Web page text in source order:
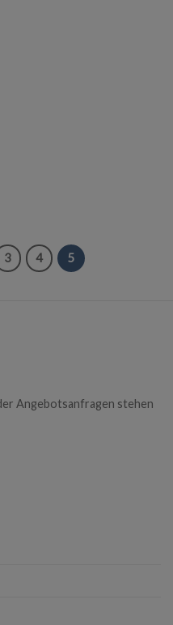
3 4 5
Angebotsanfragen stehen